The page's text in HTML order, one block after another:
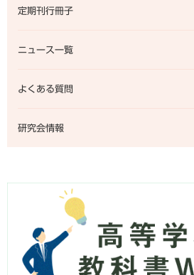
地図帳・一般書籍
地球儀
定期刊行冊子
ニュース一覧
よくある質問
研究会情報